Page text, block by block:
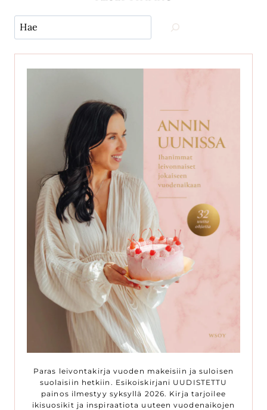
Käytä
hakua
ja
etsi
Paras leivontakirja vuoden makeisiin ja suloisen
suolaisiin hetkiin. Esikoiskirjani UUDISTETTU
painos ilmestyy syksyllä 2026. Kirja tarjoilee
ikisuosikit ja inspiraatiota uuteen vuodenaikojen